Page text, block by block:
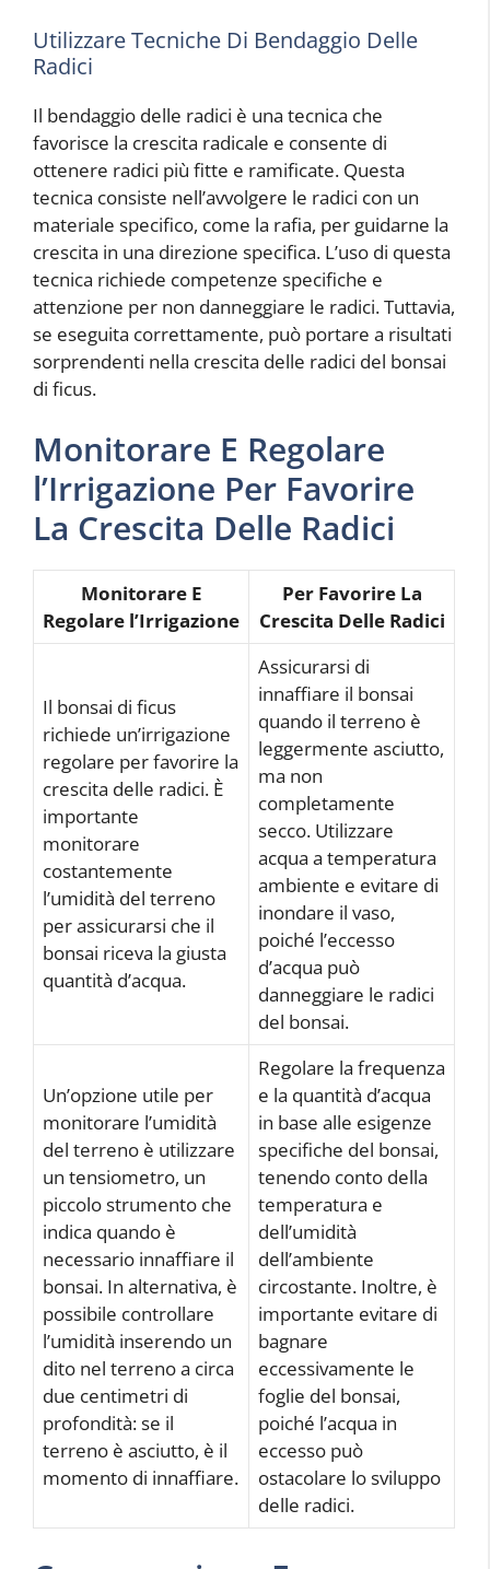
Utilizzare Tecniche Di Bendaggio Delle
Radici
Il bendaggio delle radici è una tecnica che
favorisce la crescita radicale e consente di
ottenere radici più fitte e ramificate. Questa
tecnica consiste nell’avvolgere le radici con un
materiale specifico, come la rafia, per guidarne la
crescita in una direzione specifica. L’uso di questa
tecnica richiede competenze specifiche e
attenzione per non danneggiare le radici. Tuttavia,
se eseguita correttamente, può portare a risultati
sorprendenti nella crescita delle radici del bonsai
di ficus.
Monitorare E Regolare
l’Irrigazione Per Favorire
La Crescita Delle Radici
Monitorare E
Regolare l’Irrigazione
Per Favorire La
Crescita Delle Radici
Il bonsai di ficus
richiede un’irrigazione
regolare per favorire la
crescita delle radici. È
importante
monitorare
costantemente
l’umidità del terreno
per assicurarsi che il
bonsai riceva la giusta
quantità d’acqua.
Assicurarsi di
innaffiare il bonsai
quando il terreno è
leggermente asciutto,
ma non
completamente
secco. Utilizzare
acqua a temperatura
ambiente e evitare di
inondare il vaso,
poiché l’eccesso
d’acqua può
danneggiare le radici
del bonsai.
Un’opzione utile per
monitorare l’umidità
del terreno è utilizzare
un tensiometro, un
piccolo strumento che
indica quando è
necessario innaffiare il
bonsai. In alternativa, è
possibile controllare
l’umidità inserendo un
dito nel terreno a circa
due centimetri di
profondità: se il
terreno è asciutto, è il
momento di innaffiare.
Regolare la frequenza
e la quantità d’acqua
in base alle esigenze
specifiche del bonsai,
tenendo conto della
temperatura e
dell’umidità
dell’ambiente
circostante. Inoltre, è
importante evitare di
bagnare
eccessivamente le
foglie del bonsai,
poiché l’acqua in
eccesso può
ostacolare lo sviluppo
delle radici.